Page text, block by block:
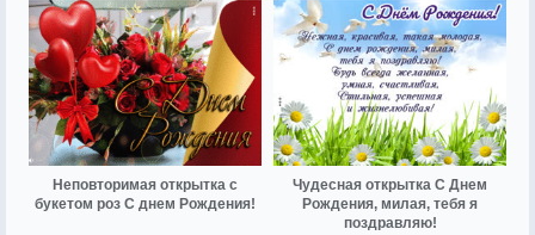
Неповторимая открытка с
букетом роз С днем Рождения!
Чудесная открытка С Днем
Рождения, милая, тебя я
поздравляю!